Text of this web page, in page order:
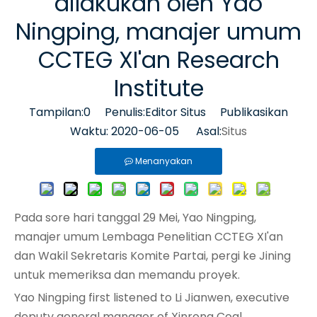
Ningping, manajer umum
CCTEG XI'an Research
Institute
Tampilan:0 Penulis:Editor Situs Publikasikan
Waktu: 2020-06-05 Asal:Situs
Menanyakan
Pada sore hari tanggal 29 Mei, Yao Ningping,
manajer umum Lembaga Penelitian CCTEG XI'an
dan Wakil Sekretaris Komite Partai, pergi ke Jining
untuk memeriksa dan memandu proyek.
Yao Ningping first listened to Li Jianwen, executive